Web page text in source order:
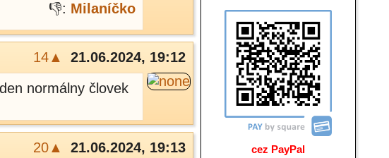
👎: Milaníčko
14▲
21.06.2024, 19:12
normálny človek
20▲
21.06.2024, 19:13
cez PayPal